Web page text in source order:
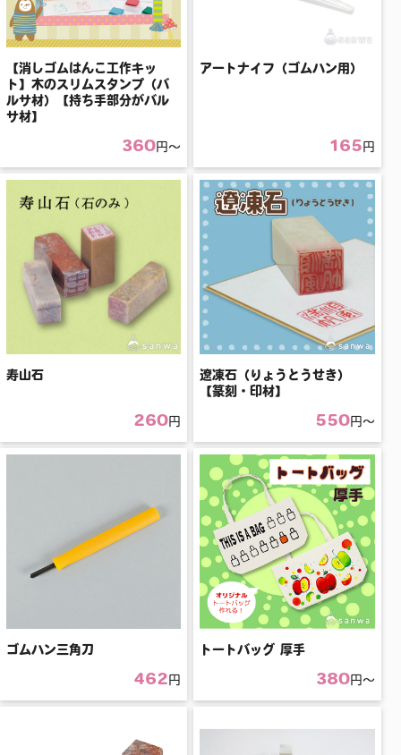
【消しゴムはんこ工作キッ
ト】木のスリムスタンプ（バ
ルサ材）【持ち手部分がバル
サ材】
360円〜
アートナイフ（ゴムハン用）
165円
寿山石
260円
遼凍石（りょうとうせき）
【篆刻・印材】
550円〜
ゴムハン三角刀
462 円
トートバッグ 厚手
380円〜